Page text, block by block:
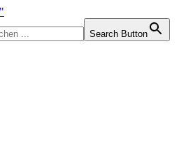
Search Button